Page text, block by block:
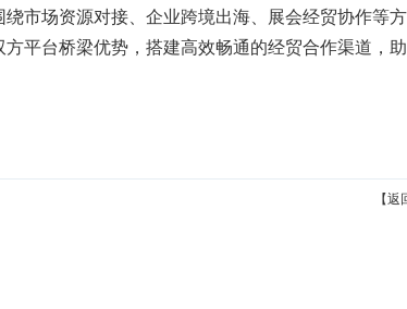
市场资源对接、企业跨境出海、展会经贸协作等
平台桥梁优势，搭建高效畅通的经贸合作渠道，
【返